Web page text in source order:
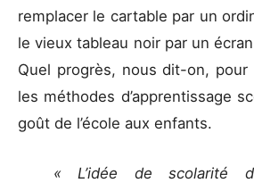
remplacer le cartable par un
le vieux tableau noir par un
Quel progrès, nous dit-on, pour
les méthodes d’apprentissage
goût de l’école aux enfants.
« L’idée de scolarité